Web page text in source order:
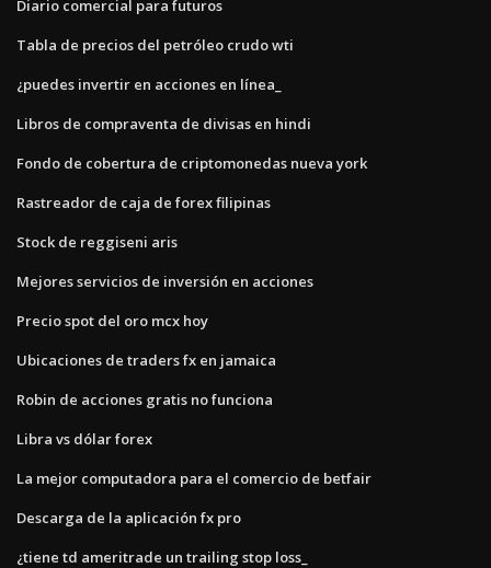
Diario comercial para futuros
Tabla de precios del petróleo crudo wti
¿puedes invertir en acciones en línea_
Libros de compraventa de divisas en hindi
Fondo de cobertura de criptomonedas nueva york
Rastreador de caja de forex filipinas
Stock de reggiseni aris
Mejores servicios de inversión en acciones
Precio spot del oro mcx hoy
Ubicaciones de traders fx en jamaica
Robin de acciones gratis no funciona
Libra vs dólar forex
La mejor computadora para el comercio de betfair
Descarga de la aplicación fx pro
¿tiene td ameritrade un trailing stop loss_